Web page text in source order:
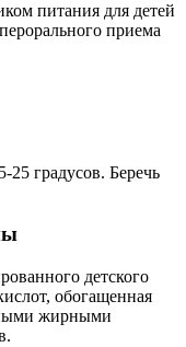
питания для детей
приема
25 градусов. Беречь
детского
обогащенная
жирными